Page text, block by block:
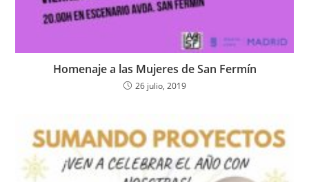
Homenaje a las Mujeres de San Fermín
26 julio, 2019